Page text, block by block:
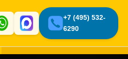
+7 (495) 532-
6290